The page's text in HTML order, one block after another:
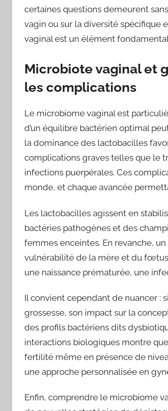
certaines questions demeurent
vagin ou sur la diversité spécifique
vaginal est un élément
Microbiote vaginal et
les complications
Le microbiome vaginal est
d’un équilibre bactérien optimal
la dominance des lactobacilles
complications graves telles que le
infections puerpérales. Ces
monde, et chaque avancée
Les lactobacilles agissent en
bactéries pathogènes et des
femmes enceintes. En revanche,
vulnérabilité de la mère et du
une naissance prématurée, une
Il convient cependant de nuancer :
grossesse, son impact sur la
des profils bactériens dits
interactions biologiques montre
fertilité même en présence de
une approche personnalisée en
Enfin, comprendre le microbiome